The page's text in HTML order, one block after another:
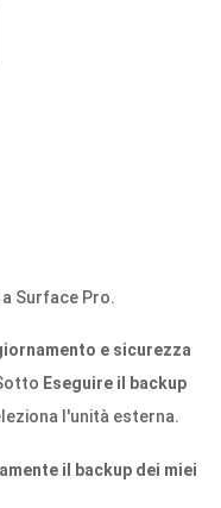
Surface Pro.
e sicurezza
Eseguire il backup
l'unità esterna.
il backup dei miei